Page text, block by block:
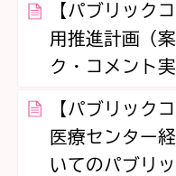
【パブリック
用推進計画（
ク・コメント
【パブリック
医療センター
いてのパブリ